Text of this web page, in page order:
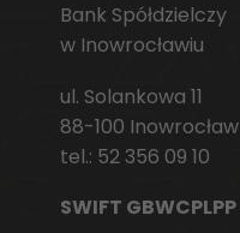
Bank Spółdzielczy
w Inowrocławiu
ul. Solankowa 11
88-100 Inowrocław
tel.: 52 356 09 10
SWIFT GBWCPLPP